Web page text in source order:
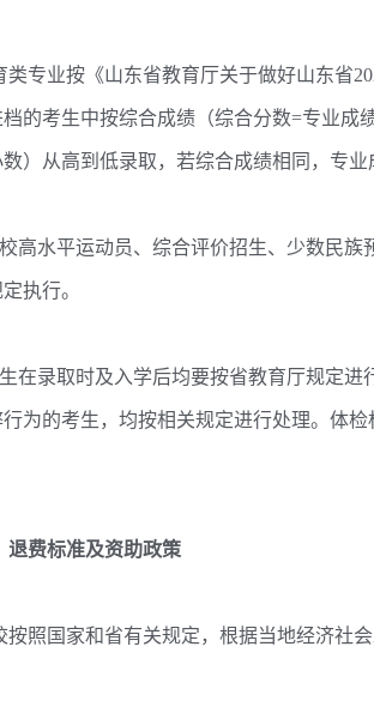
业按《山东省教育厅关于做好山东省
的考生中按综合成绩（综合分数=专业成
）从高到低录取，若综合成绩相同，专
平运动员、综合评价招生、少数民族
执行。
取时及入学后均要按省教育厅规定进
为的考生，均按相关规定进行处理。体
费标准及资助政策
国家和省有关规定，根据当地经济社会